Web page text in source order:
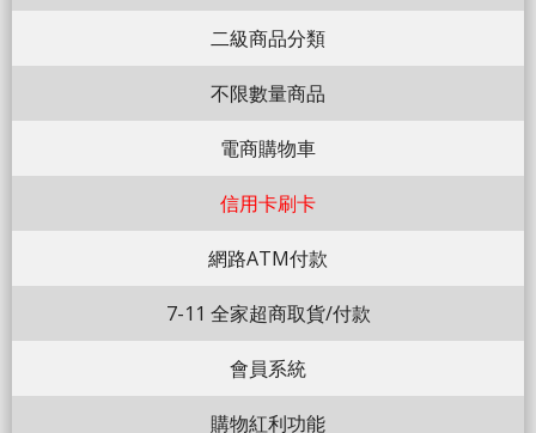
二級商品分類
不限數量商品
電商購物車
信用卡刷卡
網路ATM付款
7-11 全家超商取貨/付款
會員系統
購物紅利功能